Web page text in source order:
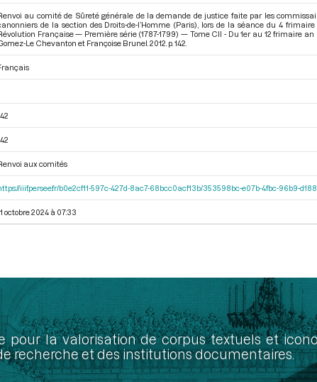
au comité de Sûreté générale de la demande de justice faite par les
de la section des Droits-de-l’Homme (Paris), lors de la séance du 4
Française — Première série (1787-1799) — Tome CII - Du 1er au 12 frimaire an
Le Chevanton et Françoise Brunel. 2012. p. 142.
aux comités
iiif.persee.fr/b0e2cf11-597c-427d-8ac7-68bcc0acf13b/353598bc-e07b-4fbc-96b9-
octobre 2024 à 07:33
pour la valorisation de corpus textuels et
recherche et des institutions documentaires.